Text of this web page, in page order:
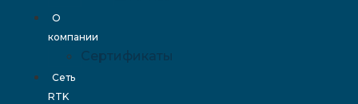
О
компании
Сертификаты
Сеть
RTK